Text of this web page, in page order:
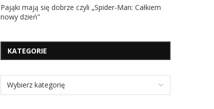
Pająki mają się dobrze czyli „Spider-Man: Całkiem
nowy dzień”
KATEGORIE